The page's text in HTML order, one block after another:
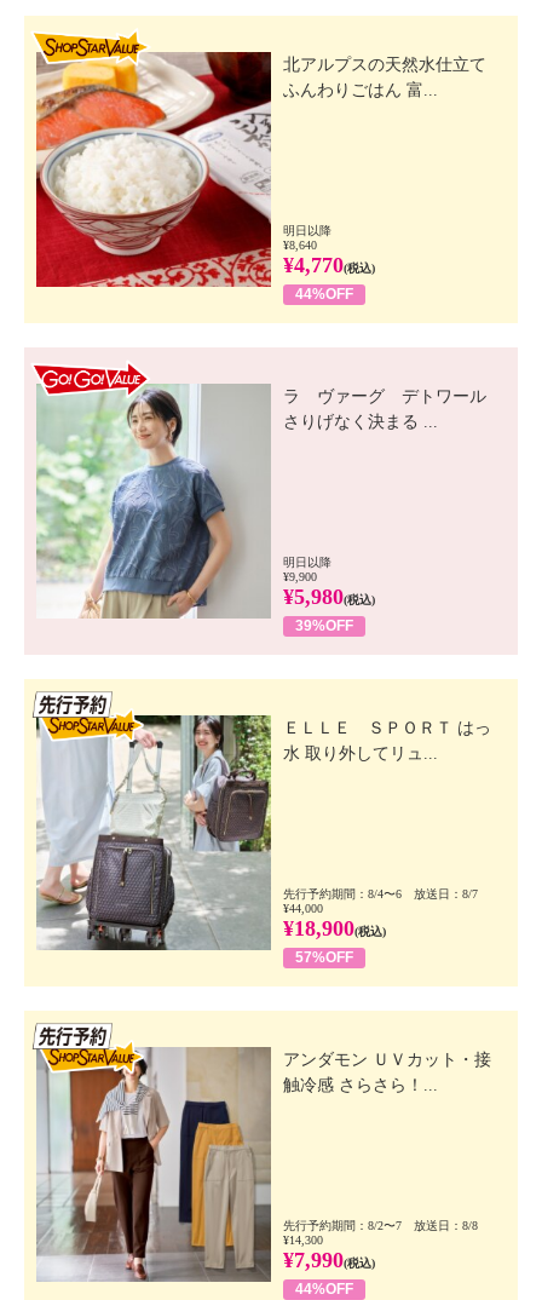
ージを補修 シラガレスキュー ムースカラーシャンプ
ー ４本セット」のご紹介です。
[ムースでシャンプー 白髪を徐々に染めて 髪のダメー
ジを補修 シラガレスキュー ムースカラーシャンプー
２本セット ]の商品説明
毎日のシャンプーで白髪を徐々に染めるムースタイプ
のシャンプー・染毛料×２のセットです。
プッシュするだけで出てくるムースタイプで泡立てる
手間がいらず、軽くもみ込むように洗えて、髪と頭皮
になじみやすく簡単に使用できます。
ポリクオタニウム−１０（保湿）を配合、髪１本１本
にしっかりと密着することで、帯電を防止、指通りを
よくします。
ダメージ補修するポリ−ε−リシン、保湿成分のアルガ
ニアスピノサ核油、加水分解コラーゲン、髪にツヤを
与えるマンゴー種子油、ヤシ油、アロエベラ葉エキス
といった美容成分を４１種類配合しました。
【内容】
【内容量】
・製品表示あり １８０ｇ
【適用使用量（製品表示）】
・製品表示あり
・１回使用量：適量（テニスボール大）をショートの
方で４回、セミロングの方で５回程置く
【使用期間の目安】
・目安期間あり：約４５日分 ※使用方法により異な
る
【使用上の注意事項】
下）は可。
※国際線については、外国当局の規制により規制があ
るため、詳細は航空会社に要確認。
【原産国（地）】
・日本製
北アルプスの天然水仕立て
ふんわりごはん 富...
明日以降
¥8,640
¥4,770(税込)
44%OFF
ラ ヴァーグ デトワール
さりげなく決まる ...
明日以降
¥9,900
¥5,980(税込)
39%OFF
ＥＬＬＥ ＳＰＯＲＴ はっ
水 取り外してリュ...
先行予約期間：8/4〜6 放送日：8/7
¥44,000
¥18,900(税込)
57%OFF
アンダモン ＵＶカット・接
触冷感 さらさら！...
先行予約期間：8/2〜7 放送日：8/8
¥14,300
¥7,990(税込)
44%OFF